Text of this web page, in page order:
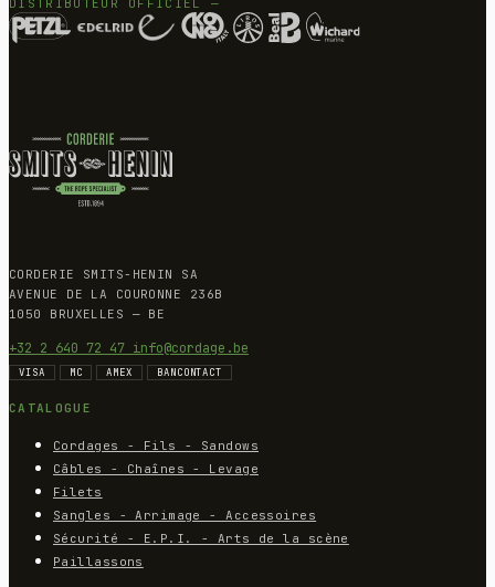
DISTRIBUTEUR OFFICIEL —
CORDERIE SMITS-HENIN SA
AVENUE DE LA COURONNE 236B
1050 BRUXELLES — BE
+32 2 640 72 47 info@cordage.be
VISA MC AMEX BANCONTACT
CATALOGUE
Cordages - Fils - Sandows
Câbles - Chaînes - Levage
Filets
Sangles - Arrimage - Accessoires
Sécurité - E.P.I. - Arts de la scène
Paillassons